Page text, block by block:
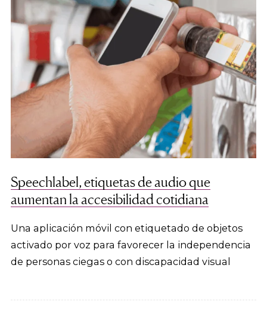
Speechlabel, etiquetas de audio que
aumentan la accesibilidad cotidiana
Una aplicación móvil con etiquetado de objetos
activado por voz para favorecer la independencia
de personas ciegas o con discapacidad visual